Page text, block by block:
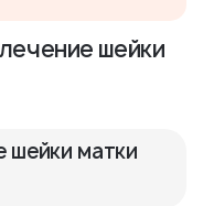
шейки
шейки матки